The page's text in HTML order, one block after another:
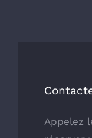
Appelez